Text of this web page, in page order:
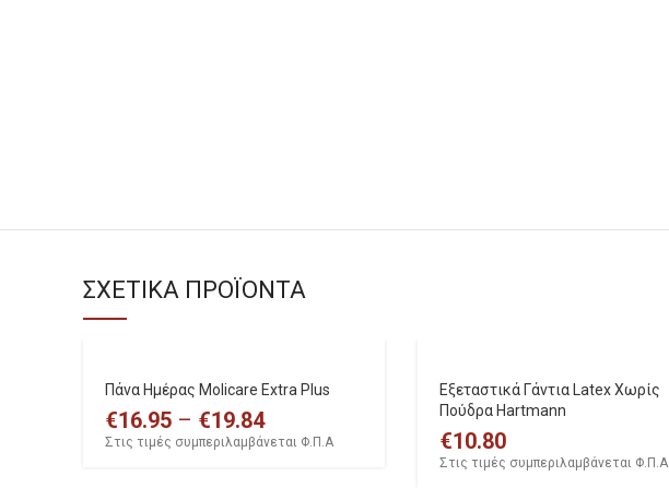
ΣΧΕΤΙΚΆ ΠΡΟΪΌΝΤΑ
Πάνα Ημέρας Molicare Εxtra Plus
€16.95 – €19.84
Στις τιμές συμπεριλαμβάνεται Φ.Π.Α
Εξεταστικά Γάντια Latex Χωρίς
Πούδρα Hartmann
€10.80
Στις τιμές συμπεριλαμβάνεται Φ.Π.Α